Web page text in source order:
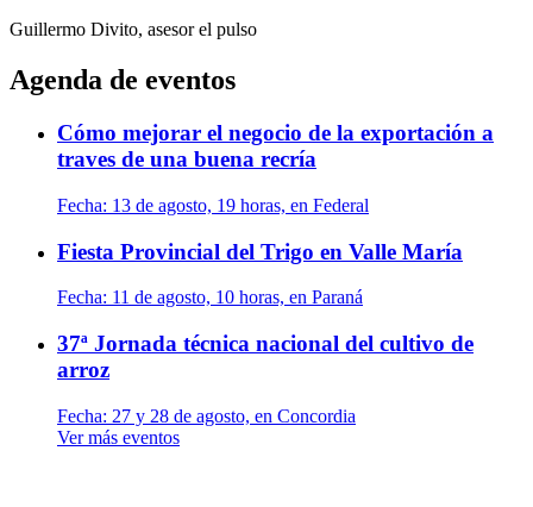
Guillermo Divito, asesor el pulso
Agenda de eventos
Cómo mejorar el negocio de la exportación a
traves de una buena recría
Fecha: 13 de agosto, 19 horas, en Federal
Fiesta Provincial del Trigo en Valle María
Fecha: 11 de agosto, 10 horas, en Paraná
37ª Jornada técnica nacional del cultivo de
arroz
Fecha: 27 y 28 de agosto, en Concordia
Ver más eventos